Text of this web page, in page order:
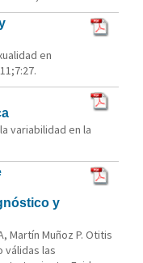
en
variabilidad en la
y
Martín Muñoz P. Otitis
válidas las